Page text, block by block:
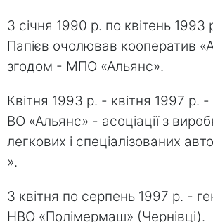
З січня 1990 р. по квітень
Папієв очолював кооператив
згодом - МПО «Альянс».
Квітня 1993 р. - квітня 1997 р.
ВО «Альянс» - асоціації з
легкових і спеціалізованих
».
З квітня по серпень 1997 р. -
НВО «Полімермаш» (Чернівці).